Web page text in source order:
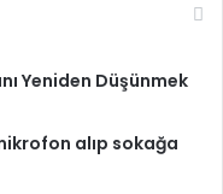
Yeniden Düşünmek
alıp sokağa